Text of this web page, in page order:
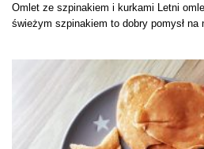
Omlet ze szpinakiem i kurkami Letni
świeżym szpinakiem to dobry pomysł na